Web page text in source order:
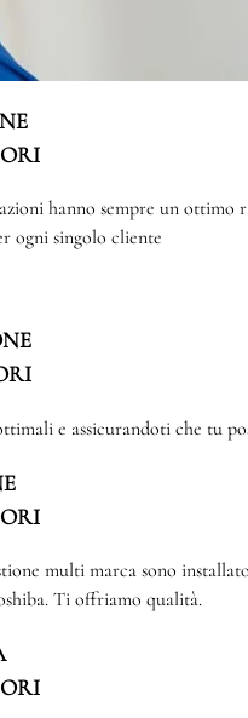
hanno sempre un
ogni singolo cliente
e assicurandoti che tu
multi marca sono
Ti offriamo qualità.